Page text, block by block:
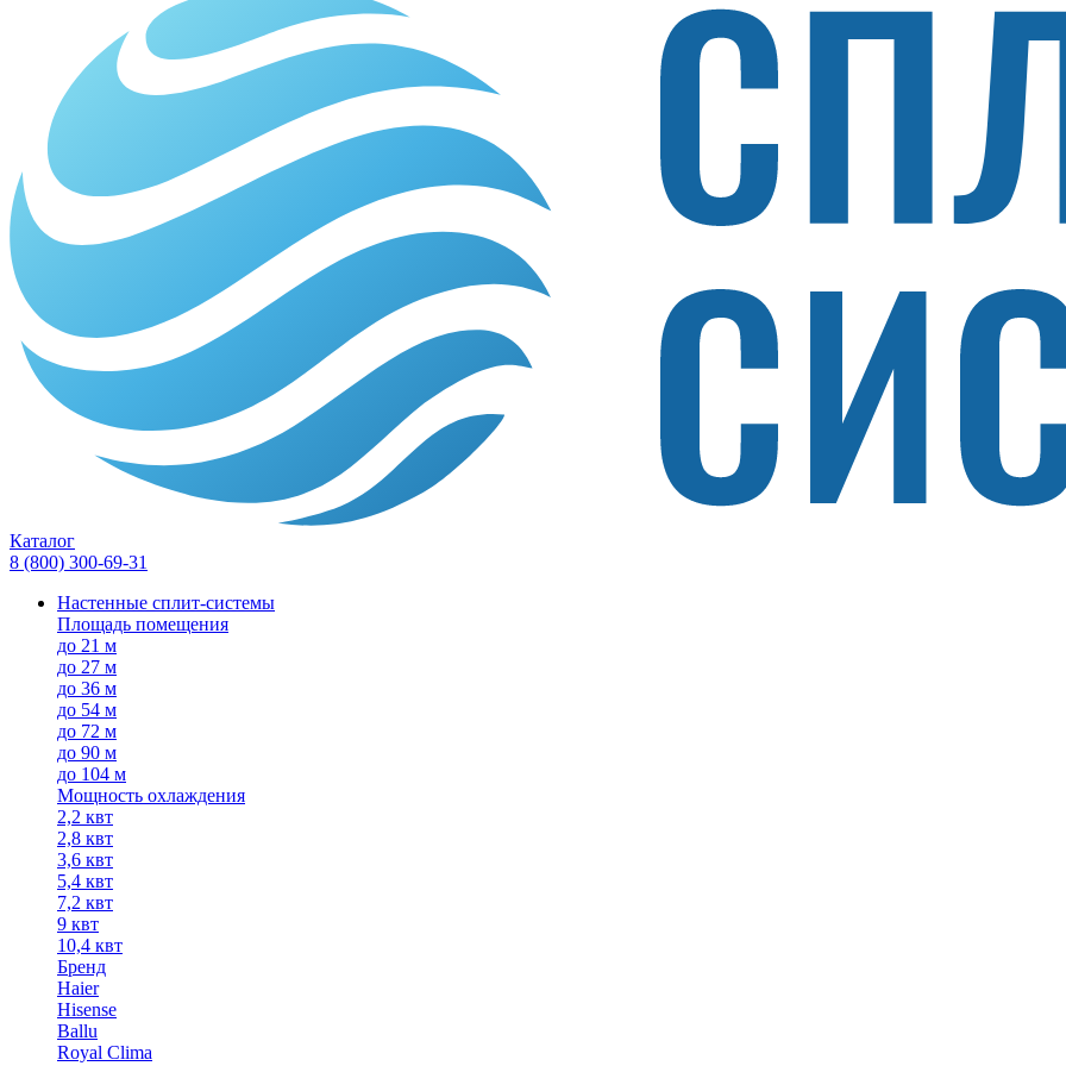
Каталог
8 (800) 300-69-31
Настенные сплит-системы
Площадь помещения
до 21 м
до 27 м
до 36 м
до 54 м
до 72 м
до 90 м
до 104 м
Мощность охлаждения
2,2 квт
2,8 квт
3,6 квт
5,4 квт
7,2 квт
9 квт
10,4 квт
Бренд
Haier
Hisense
Ballu
Royal Clima